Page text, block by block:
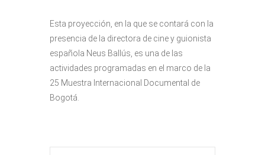
Esta proyección, en la que se contará con la
presencia de la directora de cine y guionista
española Neus Ballús, es una de las
actividades programadas en el marco de la
25 Muestra Internacional Documental de
Bogotá.